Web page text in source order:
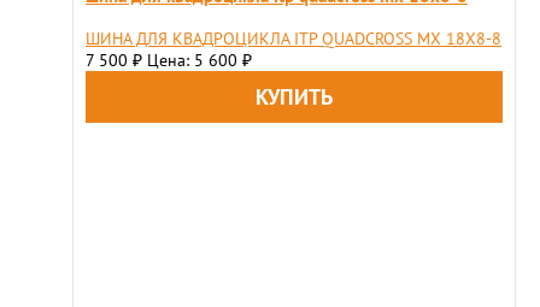
ШИНА ДЛЯ КВАДРОЦИКЛА ITP QUADCROSS MX 18X8-8
7 500 ₽ Цена: 5 600 ₽